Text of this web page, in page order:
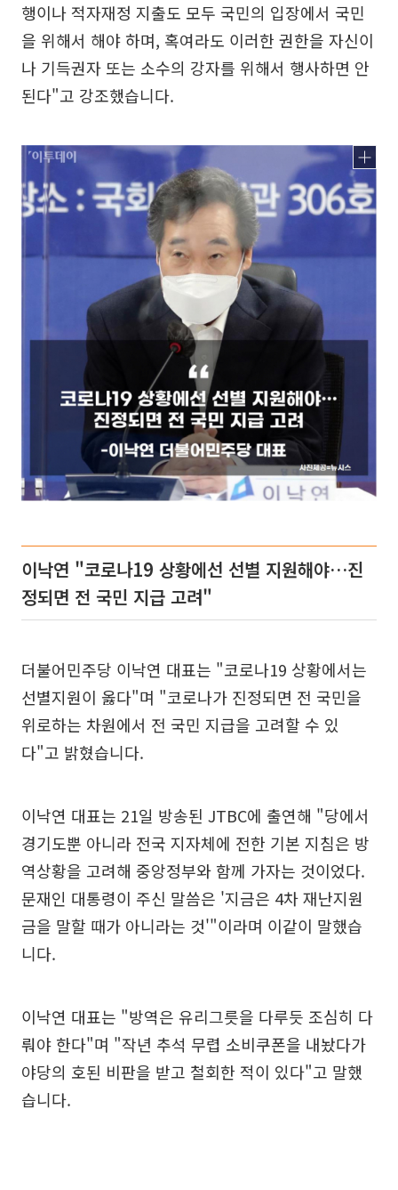
행이나 적자재정 지출도 모두 국민의 입장에서 국민
을 위해서 해야 하며, 혹여라도 이러한 권한을 자신이
나 기득권자 또는 소수의 강자를 위해서 행사하면 안
된다"고 강조했습니다.
이낙연 "코로나19 상황에선 선별 지원해야…진
정되면 전 국민 지급 고려"
더불어민주당 이낙연 대표는 "코로나19 상황에서는
선별지원이 옳다"며 "코로나가 진정되면 전 국민을
위로하는 차원에서 전 국민 지급을 고려할 수 있
다"고 밝혔습니다.
이낙연 대표는 21일 방송된 JTBC에 출연해 "당에서
경기도뿐 아니라 전국 지자체에 전한 기본 지침은 방
역상황을 고려해 중앙정부와 함께 가자는 것이었다.
문재인 대통령이 주신 말씀은 '지금은 4차 재난지원
금을 말할 때가 아니라는 것'"이라며 이같이 말했습
니다.
이낙연 대표는 "방역은 유리그릇을 다루듯 조심히 다
뤄야 한다"며 "작년 추석 무렵 소비쿠폰을 내놨다가
야당의 호된 비판을 받고 철회한 적이 있다"고 말했
습니다.